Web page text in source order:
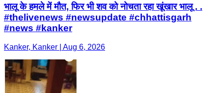
भालू के हमले में मौत, फिर भी शव को नोचता रहा खूंखार भालू . .
#thelivenews #newsupdate #chhattisgarh
#news #kanker
Kanker, Kanker | Aug 6, 2026